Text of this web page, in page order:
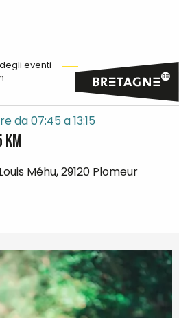
eventi
da 07:45 a 13:15
km
Méhu, 29120 Plomeur
aux favoris